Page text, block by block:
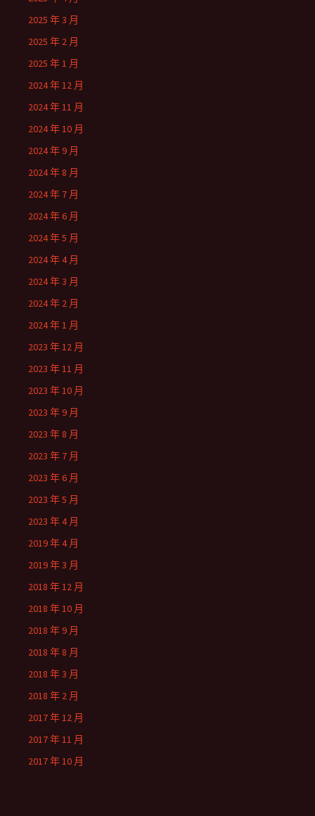
2025 年 3 月
2025 年 2 月
2025 年 1 月
2024 年 12 月
2024 年 11 月
2024 年 10 月
2024 年 9 月
2024 年 8 月
2024 年 7 月
2024 年 6 月
2024 年 5 月
2024 年 4 月
2024 年 3 月
2024 年 2 月
2024 年 1 月
2023 年 12 月
2023 年 11 月
2023 年 10 月
2023 年 9 月
2023 年 8 月
2023 年 7 月
2023 年 6 月
2023 年 5 月
2023 年 4 月
2019 年 4 月
2019 年 3 月
2018 年 12 月
2018 年 10 月
2018 年 9 月
2018 年 8 月
2018 年 3 月
2018 年 2 月
2017 年 12 月
2017 年 11 月
2017 年 10 月